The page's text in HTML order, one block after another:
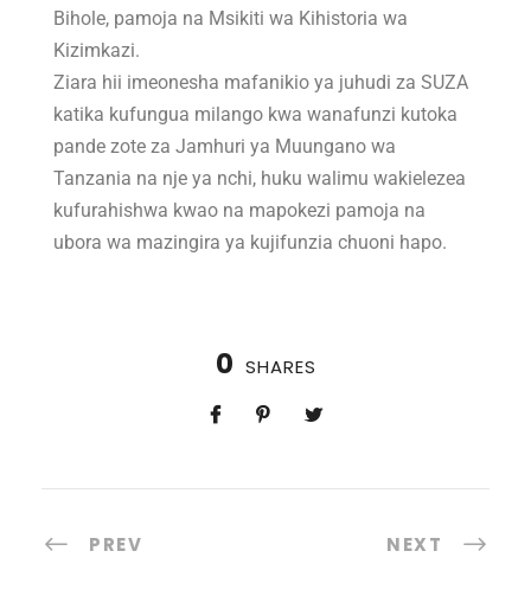
Bihole, pamoja na Msikiti wa Kihistoria wa
Kizimkazi.
Ziara hii imeonesha mafanikio ya juhudi za SUZA
katika kufungua milango kwa wanafunzi kutoka
pande zote za Jamhuri ya Muungano wa
Tanzania na nje ya nchi, huku walimu wakielezea
kufurahishwa kwao na mapokezi pamoja na
ubora wa mazingira ya kujifunzia chuoni hapo.
0 SHARES
PREV NEXT